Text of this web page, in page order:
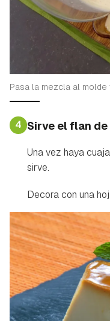
Pasa la mezcla al molde
4 Sirve el flan
Una vez haya
sirve.
Decora con una